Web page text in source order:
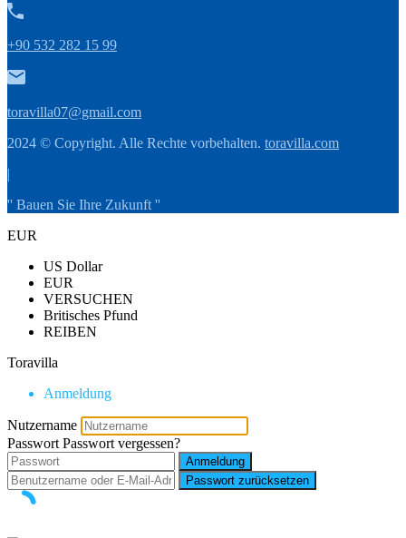
+90 532 282 15 99
toravilla07@gmail.com
2024 © Copyright. Alle Rechte vorbehalten. toravilla.com
|
'' Bauen Sie Ihre Zukunft ''
EUR
US Dollar
EUR
VERSUCHEN
Britisches Pfund
REIBEN
Toravilla
Anmeldung
Nutzername
Passwort Passwort vergessen?
Anmeldung
Passwort zurücksetzen